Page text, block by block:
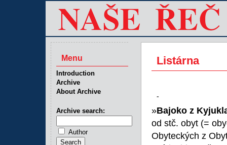
Listárna
-
»Bajoko z
od stč. obyt (=
Obyteckých z
Menu
Introduction
Archive
About Archive
Archive search:
Author